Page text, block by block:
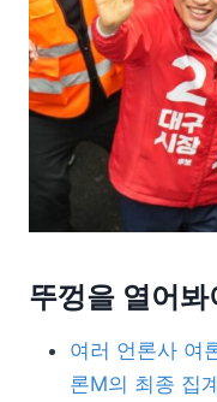
뚜껑을 열어봐
여러 언론사 여
론M의 최종 집